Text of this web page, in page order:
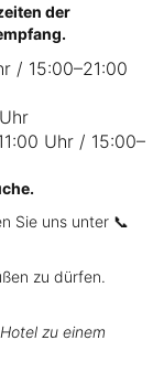
der
/ 15:00–21:00
Uhr / 15:00–
Sie uns unter 📞
zu dürfen.
zu einem